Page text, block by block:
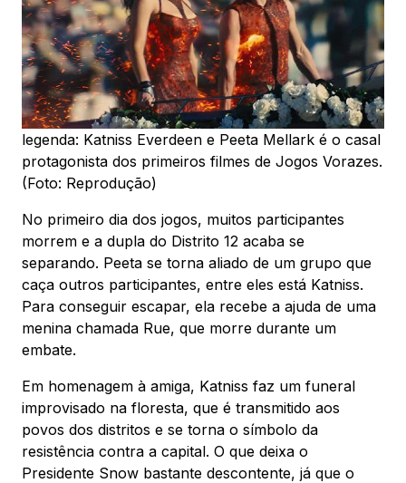
legenda: Katniss Everdeen e Peeta Mellark é o casal
protagonista dos primeiros filmes de Jogos Vorazes.
(Foto: Reprodução)
No primeiro dia dos jogos, muitos participantes
morrem e a dupla do Distrito 12 acaba se
separando. Peeta se torna aliado de um grupo que
caça outros participantes, entre eles está Katniss.
Para conseguir escapar, ela recebe a ajuda de uma
menina chamada Rue, que morre durante um
embate.
Em homenagem à amiga, Katniss faz um funeral
improvisado na floresta, que é transmitido aos
povos dos distritos e se torna o símbolo da
resistência contra a capital. O que deixa o
Presidente Snow bastante descontente, já que o